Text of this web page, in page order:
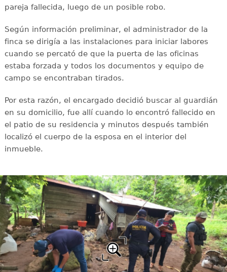
pareja fallecida, luego de un posible robo.
Según información preliminar, el administrador de la
finca se dirigía a las instalaciones para iniciar labores
cuando se percató de que la puerta de las oficinas
estaba forzada y todos los documentos y equipo de
campo se encontraban tirados.
Por esta razón, el encargado decidió buscar al guardián
en su domicilio, fue allí cuando lo encontró fallecido en
el patio de su residencia y minutos después también
localizó el cuerpo de la esposa en el interior del
inmueble.